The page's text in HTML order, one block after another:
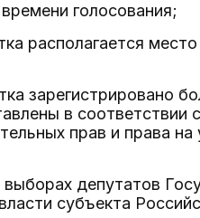
голосования;
располагается
зарегистрировано
в соответствии
прав и права
депутатов
субъекта